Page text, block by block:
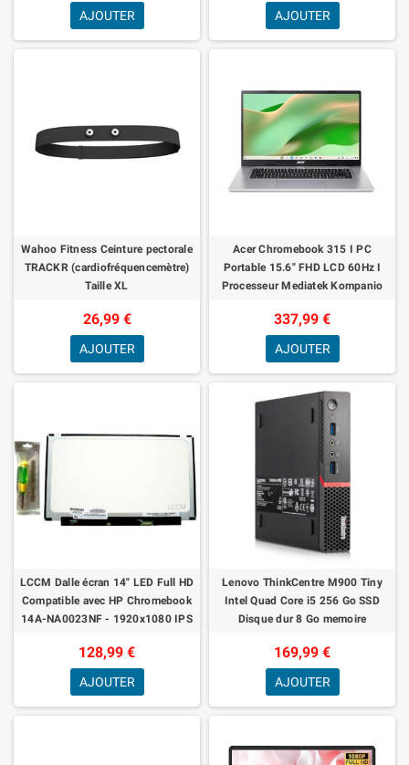
AJOUTER AJOUTER
Wahoo Fitness Ceinture pectorale
TRACKR (cardiofréquencemètre)
Taille XL
26,99 €
AJOUTER
Acer Chromebook 315 I PC
Portable 15.6" FHD LCD 60Hz I
Processeur Mediatek Kompanio
ChromeOS I Argen
337,99 €
AJOUTER
LCCM Dalle écran 14" LED Full HD
Compatible avec HP Chromebook
14A-NA0023NF - 1920x1080 IPS
128,99 €
AJOUTER
Lenovo ThinkCentre M900 Tiny
Intel Quad Core i5 256 Go SSD
Disque dur 8 Go memoire
Computer Mini
169,99 €
AJOUTER